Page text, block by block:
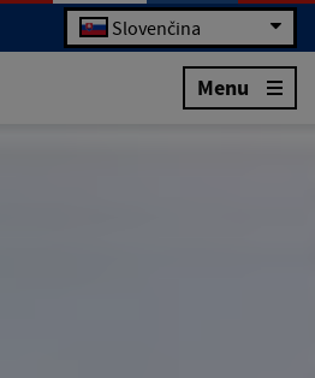
Slovenčina
Menu